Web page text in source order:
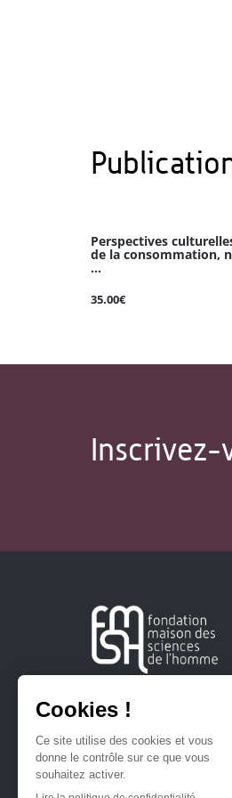
Perspectives
de la consommation,
...
35.00€
Inscrivez-
Créée en 1963, la
soutient la recherche et